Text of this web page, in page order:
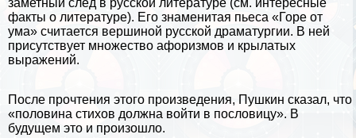
факты о литературе). Его знаменитая пьеса «Горе от
ума» считается вершиной русской драматургии. В ней
присутствует множество афоризмов и крылатых
выражений.
После прочтения этого произведения, Пушкин сказал, что
«половина стихов должна войти в пословицу». В
будущем это и произошло.